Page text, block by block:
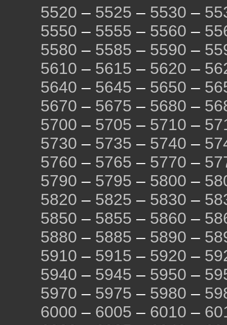
5520 – 5525 – 5530 –
5550 – 5555 – 5560 –
5580 – 5585 – 5590 –
5610 – 5615 – 5620 –
5640 – 5645 – 5650 –
5670 – 5675 – 5680 –
5700 – 5705 – 5710 –
5730 – 5735 – 5740 –
5760 – 5765 – 5770 –
5790 – 5795 – 5800 –
5820 – 5825 – 5830 –
5850 – 5855 – 5860 –
5880 – 5885 – 5890 –
5910 – 5915 – 5920 –
5940 – 5945 – 5950 –
5970 – 5975 – 5980 –
6000 – 6005 – 6010 –